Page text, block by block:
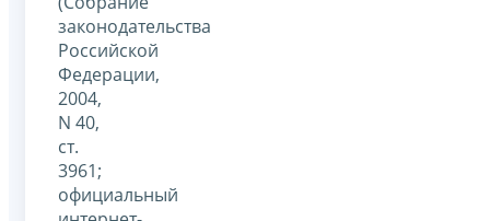
законодательства
Российской
Федерации,
2004,
N 40,
ст.
3961;
официальный